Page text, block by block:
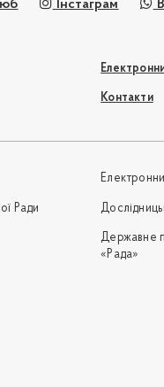
Інстаграм
Контакти
Ради
Державне
«Рада»